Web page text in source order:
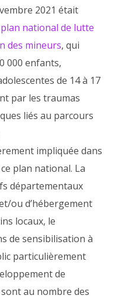
2021 était
national de lutte
des mineurs, qui
000 enfants,
de 14 à 17
par les traumas
liés au parcours
impliquée dans
plan national. La
départementaux
ou d’hébergement
locaux, le
de sensibilisation à
particulièrement
de
au nombre des